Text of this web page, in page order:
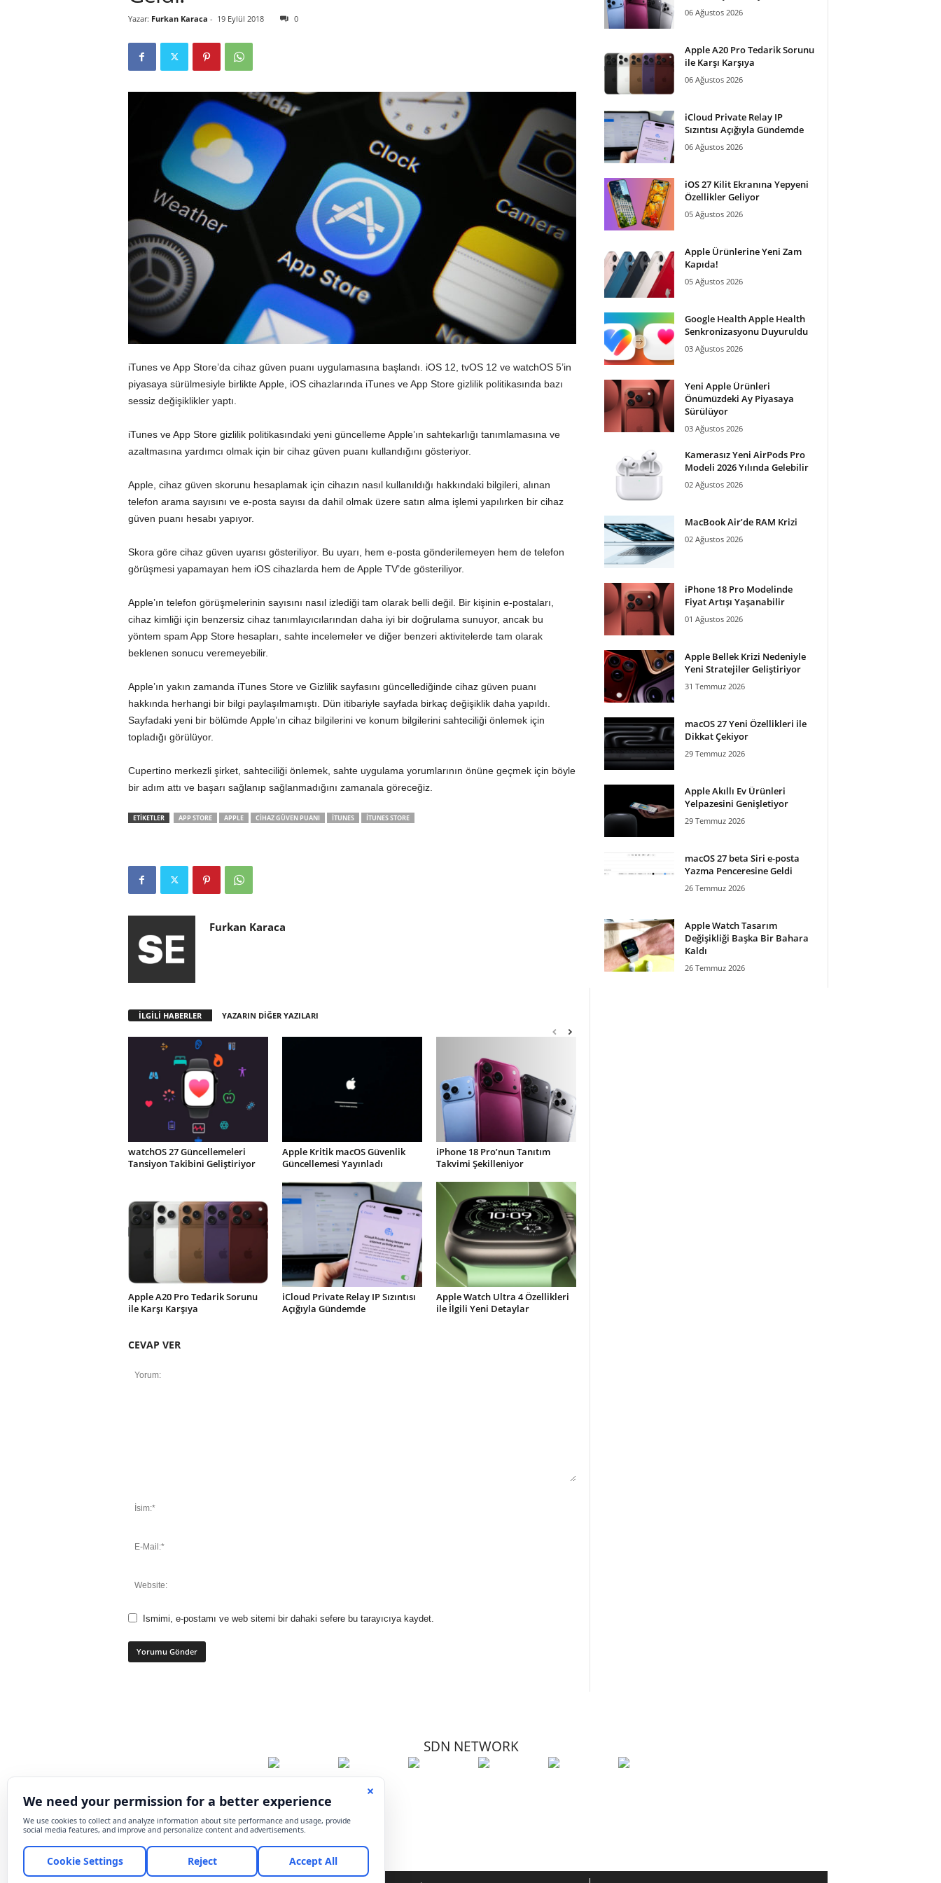
i
E
l
m
Yazar: Furkan Karaca - 19 Eylül 2018 0
iTunes ve App Store’da cihaz güven puanı uygulamasına başlandı. iOS 12, tvOS 12 ve watchOS 5’in
piyasaya sürülmesiyle birlikte Apple, iOS cihazlarında iTunes ve App Store gizlilik politikasında bazı
sessiz değişiklikler yaptı.
iTunes ve App Store gizlilik politikasındaki yeni güncelleme Apple’ın sahtekarlığı tanımlamasına ve
azaltmasına yardımcı olmak için bir cihaz güven puanı kullandığını gösteriyor.
Apple, cihaz güven skorunu hesaplamak için cihazın nasıl kullanıldığı hakkındaki bilgileri, alınan
telefon arama sayısını ve e-posta sayısı da dahil olmak üzere satın alma işlemi yapılırken bir cihaz
güven puanı hesabı yapıyor.
Skora göre cihaz güven uyarısı gösteriliyor. Bu uyarı, hem e-posta gönderilemeyen hem de telefon
görüşmesi yapamayan hem iOS cihazlarda hem de Apple TV’de gösteriliyor.
Apple’ın telefon görüşmelerinin sayısını nasıl izlediği tam olarak belli değil. Bir kişinin e-postaları,
cihaz kimliği için benzersiz cihaz tanımlayıcılarından daha iyi bir doğrulama sunuyor, ancak bu
yöntem spam App Store hesapları, sahte incelemeler ve diğer benzeri aktivitelerde tam olarak
beklenen sonucu veremeyebilir.
Apple’ın yakın zamanda iTunes Store ve Gizlilik sayfasını güncellediğinde cihaz güven puanı
hakkında herhangi bir bilgi paylaşılmamıştı. Dün itibariyle sayfada birkaç değişiklik daha yapıldı.
Sayfadaki yeni bir bölümde Apple’ın cihaz bilgilerini ve konum bilgilerini sahteciliği önlemek için
topladığı görülüyor.
Cupertino merkezli şirket, sahteciliği önlemek, sahte uygulama yorumlarının önüne geçmek için böyle
bir adım attı ve başarı sağlanıp sağlanmadığını zamanala göreceğiz.
ETİKETLER APP STORE APPLE CIHAZ GÜVEN PUANI ITUNES ITUNES STORE
Furkan Karaca
İLGİLİ HABERLER YAZARIN DİĞER YAZILARI
watchOS 27 Güncellemeleri
Tansiyon Takibini Geliştiriyor
Apple Kritik macOS Güvenlik
Güncellemesi Yayınladı
iPhone 18 Pro’nun Tanıtım
Takvimi Şekilleniyor
Apple A20 Pro Tedarik Sorunu
ile Karşı Karşıya
iCloud Private Relay IP Sızıntısı
Açığıyla Gündemde
Apple Watch Ultra 4 Özellikleri
ile İlgili Yeni Detaylar
CEVAP VER
Ismimi, e-postamı ve web sitemi bir dahaki sefere bu tarayıcıya kaydet.
06 Ağustos 2026
Apple A20 Pro Tedarik Sorunu
ile Karşı Karşıya
06 Ağustos 2026
iCloud Private Relay IP
Sızıntısı Açığıyla Gündemde
06 Ağustos 2026
iOS 27 Kilit Ekranına Yepyeni
Özellikler Geliyor
05 Ağustos 2026
Apple Ürünlerine Yeni Zam
Kapıda!
05 Ağustos 2026
Google Health Apple Health
Senkronizasyonu Duyuruldu
03 Ağustos 2026
Yeni Apple Ürünleri
Önümüzdeki Ay Piyasaya
Sürülüyor
03 Ağustos 2026
Kamerasız Yeni AirPods Pro
Modeli 2026 Yılında Gelebilir
02 Ağustos 2026
MacBook Air’de RAM Krizi
02 Ağustos 2026
iPhone 18 Pro Modelinde
Fiyat Artışı Yaşanabilir
01 Ağustos 2026
Apple Bellek Krizi Nedeniyle
Yeni Stratejiler Geliştiriyor
31 Temmuz 2026
macOS 27 Yeni Özellikleri ile
Dikkat Çekiyor
29 Temmuz 2026
Apple Akıllı Ev Ürünleri
Yelpazesini Genişletiyor
29 Temmuz 2026
macOS 27 beta Siri e-posta
Yazma Penceresine Geldi
26 Temmuz 2026
Apple Watch Tasarım
Değişikliği Başka Bir Bahara
Kaldı
26 Temmuz 2026
SDN NETWORK